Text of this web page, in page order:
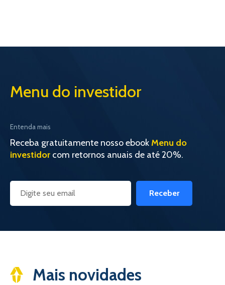
Menu do investidor
Entenda mais
Receba gratuitamente nosso ebookMenu do
investidor com retornos anuais de até 20%.
Receber
Mais novidades